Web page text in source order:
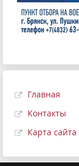
Главная
Контакты
Карта сайта